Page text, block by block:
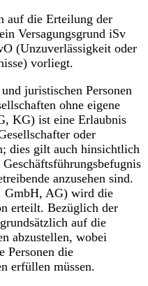
auf die Erteilung der
Versagungsgrund iSv
(Unzuverlässigkeit oder
vorliegt.
juristischen Personen
ohne eigene
KG) ist eine Erlaubnis
oder
gilt auch hinsichtlich
anzusehen sind.
GmbH, AG) wird die
erteilt. Bezüglich der
auf die
abzustellen, wobei
Personen die
erfüllen müssen.